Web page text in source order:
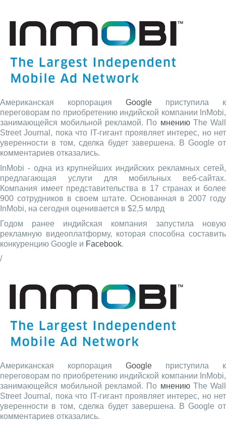
Американская корпорация Google приступила к
переговорам по приобретению индийской компании InMobi,
занимающейся мобильной рекламой. По мнениюThe Wall
Street Journal, пока что IT-гигант проявляет интерес, но нет
уверенности в том, сделка будет завершена. В Google от
комментариев отказались.
InMobi - одна из крупнейших индийских рекламных сетей,
предлагающая услуги для мобильных веб-сайтах.
Компания имеет представительства в 17 странах и более
900 сотрудников в своем штате. Основанная в 2007 году
InMobi, на сегодня оценивается в $2,5 млрд
Годом ранее индийская компания запустила новую
рекламную видеоплатформу, которая способна составить
конкуренцию Google и Facebook.
/
Американская корпорация Google приступила к
переговорам по приобретению индийской компании InMobi,
занимающейся мобильной рекламой. По мнениюThe Wall
Street Journal, пока что IT-гигант проявляет интерес, но нет
уверенности в том, сделка будет завершена. В Google от
комментариев отказались.